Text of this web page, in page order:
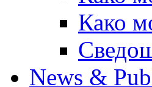
Како
News &